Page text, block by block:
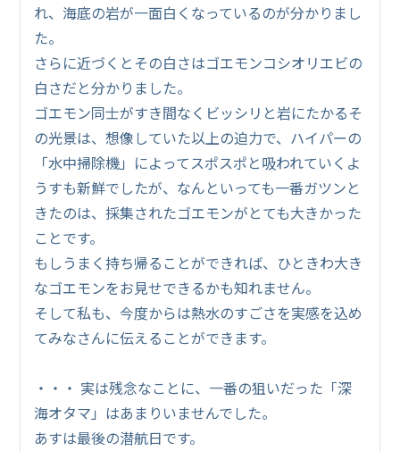
れ、海底の岩が一面白くなっているのが分かりまし
た。
さらに近づくとその白さはゴエモンコシオリエビの
白さだと分かりました。
ゴエモン同士がすき間なくビッシリと岩にたかるそ
の光景は、想像していた以上の迫力で、ハイパーの
「水中掃除機」によってスポスポと吸われていくよ
うすも新鮮でしたが、なんといっても一番ガツンと
きたのは、採集されたゴエモンがとても大きかった
ことです。
もしうまく持ち帰ることができれば、ひときわ大き
なゴエモンをお見せできるかも知れません。
そして私も、今度からは熱水のすごさを実感を込め
てみなさんに伝えることができます。
・・・ 実は残念なことに、一番の狙いだった「深
海オタマ」はあまりいませんでした。
あすは最後の潜航日です。